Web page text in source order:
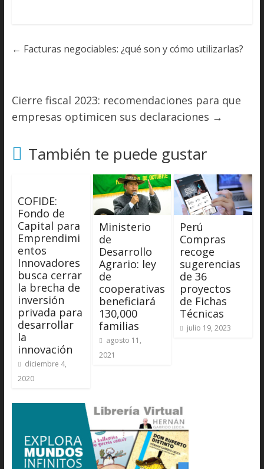
← Facturas negociables: ¿qué son y cómo utilizarlas?
Cierre fiscal 2023: recomendaciones para que
empresas optimicen sus declaraciones →
También te puede gustar
COFIDE:
Fondo de
Capital para
Emprendimi
entos
Innovadores
busca cerrar
la brecha de
inversión
privada para
desarrollar
la
innovación
diciembre 4,
2020
Ministerio
de
Desarrollo
Agrario: ley
de
cooperativas
beneficiará
130,000
familias
agosto 11,
2021
Perú
Compras
recoge
sugerencias
de 36
proyectos
de Fichas
Técnicas
julio 19, 2023